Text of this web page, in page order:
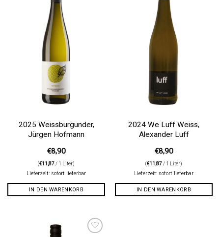
2025 Weissburgunder,
Jürgen Hofmann
€8,90
(€11,87 / 1 Liter)
Lieferzeit: sofort lieferbar
IN DEN WARENKORB
2024 We Luff Weiss,
Alexander Luff
€8,90
(€11,87 / 1 Liter)
Lieferzeit: sofort lieferbar
IN DEN WARENKORB